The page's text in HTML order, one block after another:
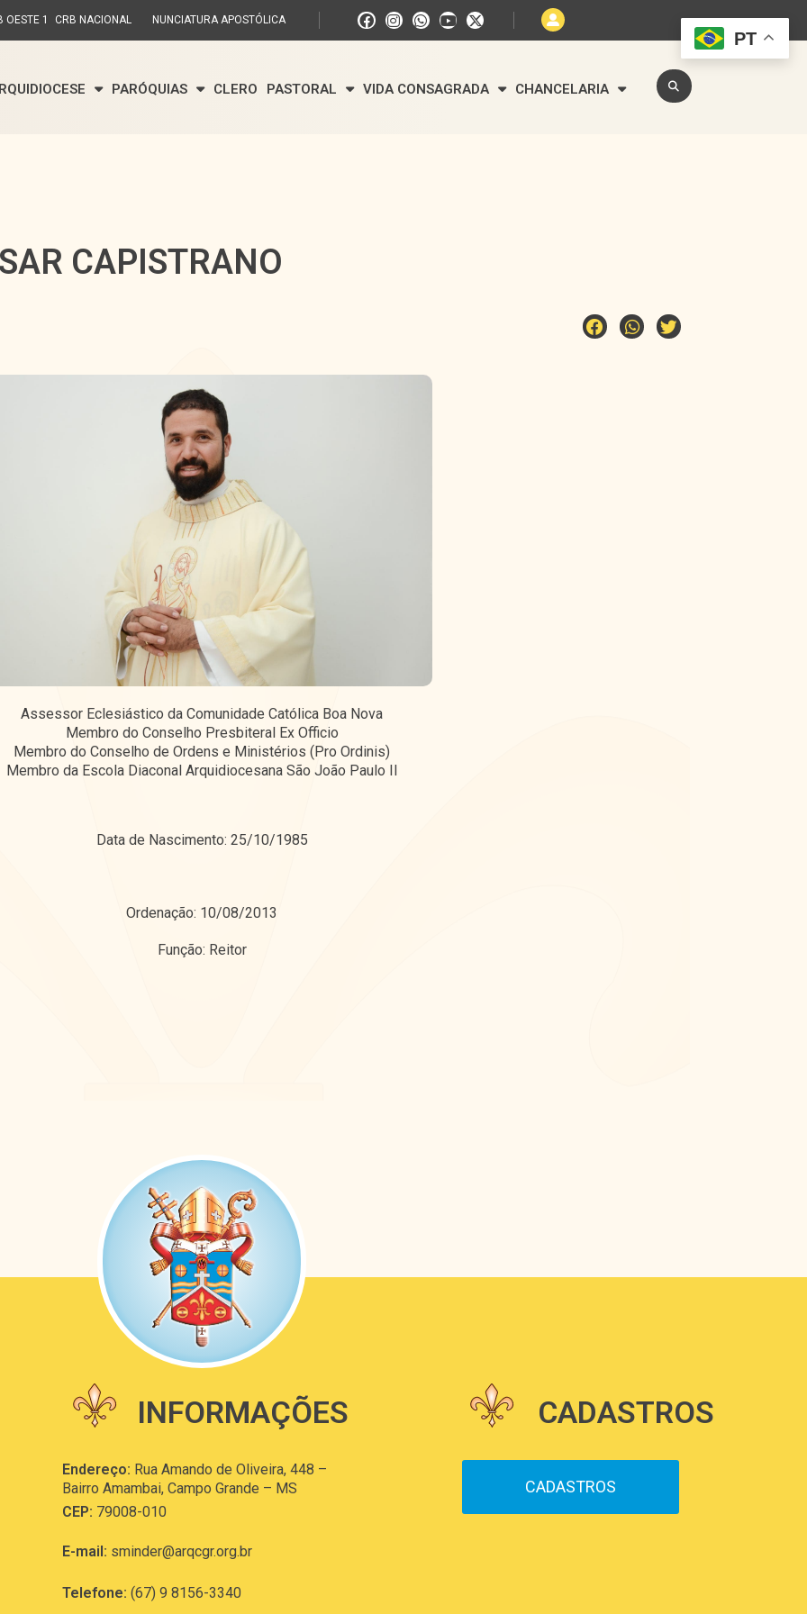
OESTE 1 CRB NACIONAL NUNCIATURA APOSTÓLICA
PARÓQUIAS CLERO PASTORAL VIDA CONSAGRADA CHANCELARIA
CAPISTRANO
Assessor Eclesiástico da Comunidade Católica Boa Nova
Membro do Conselho Presbiteral Ex Officio
Membro do Conselho de Ordens e Ministérios (Pro Ordinis)
Membro da Escola Diaconal Arquidiocesana São João Paulo II
Data de Nascimento: 25/10/1985
Ordenação: 10/08/2013
Função: Reitor
INFORMAÇÕES CADASTROS
Endereço: Rua Amando de Oliveira, 448 –
Bairro Amambai, Campo Grande – MS
CEP: 79008-010
E-mail: sminder@arqcgr.org.br
Telefone: (67) 9 8156-3340
CADASTROS
PT